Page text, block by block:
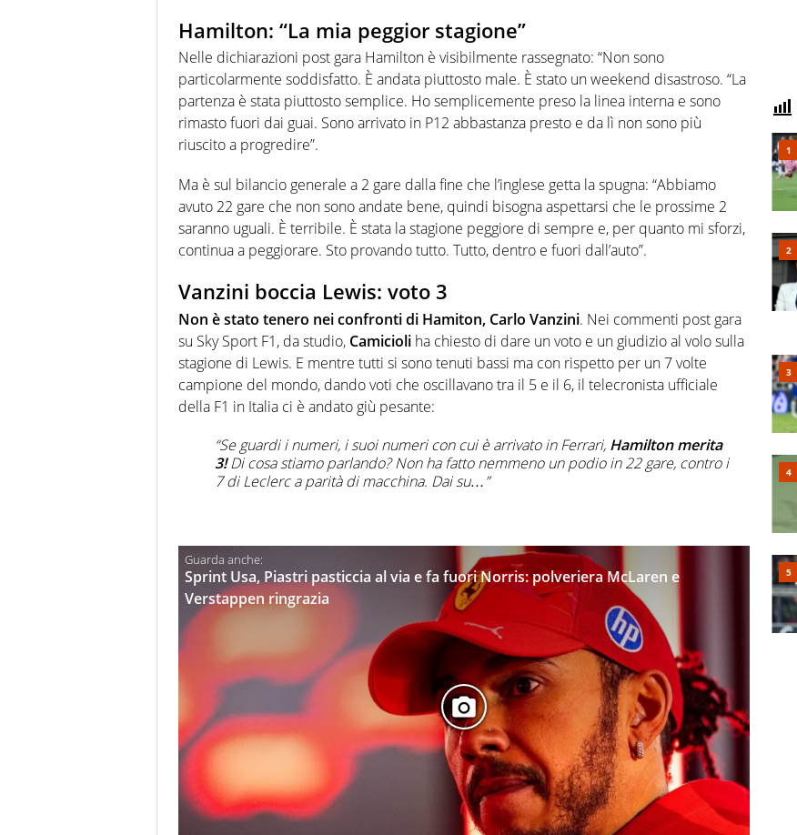
Hamilton: “La mia peggior stagione”
Nelle dichiarazioni post gara Hamilton è visibilmente rassegnato: “Non sono
particolarmente soddisfatto. È andata piuttosto male. È stato un weekend disastroso. “La
partenza è stata piuttosto semplice. Ho semplicemente preso la linea interna e sono
rimasto fuori dai guai. Sono arrivato in P12 abbastanza presto e da lì non sono più
riuscito a progredire”.
Ma è sul bilancio generale a 2 gare dalla fine che l’inglese getta la spugna: “Abbiamo
avuto 22 gare che non sono andate bene, quindi bisogna aspettarsi che le prossime 2
saranno uguali. È terribile. È stata la stagione peggiore di sempre e, per quanto mi sforzi,
continua a peggiorare. Sto provando tutto. Tutto, dentro e fuori dall’auto”.
Vanzini boccia Lewis: voto 3
Non è stato tenero nei confronti di Hamiton, Carlo Vanzini. Nei commenti post gara
su Sky Sport F1, da studio, Camicioli ha chiesto di dare un voto e un giudizio al volo sulla
stagione di Lewis. E mentre tutti si sono tenuti bassi ma con rispetto per un 7 volte
campione del mondo, dando voti che oscillavano tra il 5 e il 6, il telecronista ufficiale
della F1 in Italia ci è andato giù pesante:
“Se guardi i numeri, i suoi numeri con cui è arrivato in Ferrari, Hamilton merita
3!Di cosa stiamo parlando? Non ha fatto nemmeno un podio in 22 gare, contro i
7 di Leclerc a parità di macchina. Dai su…”
Sprint Usa, Piastri pasticcia al via e fa fuori Norris: polveriera McLaren e
Verstappen ringrazia